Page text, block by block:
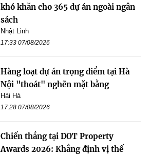
khó khăn cho 365 dự án ngoài ngân
sách
Nhật Linh
17:33 07/08/2026
Hàng loạt dự án trọng điểm tại Hà
Nội "thoát" nghẽn mặt bằng
Hải Hà
17:28 07/08/2026
Chiến thắng tại DOT Property
Awards 2026: Khẳng định vị thế